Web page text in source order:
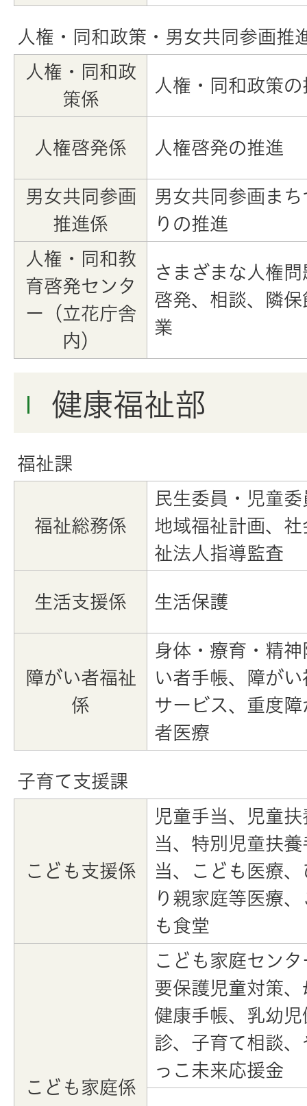
人権・同和政策・男女共同参画推
人権・同和政
策係
人権・同和政策の
人権啓発係 人権啓発の推進
男女共同参画
推進係
男女共同参画まち
りの推進
人権・同和教
育啓発センタ
ー（立花庁舎
内）
さまざまな人権問
啓発、相談、隣保
業
健康福祉部
福祉課
福祉総務係
民生委員・児童委
地域福祉計画、社
祉法人指導監査
生活支援係 生活保護
障がい者福祉
係
身体・療育・精神
い者手帳、障がい
サービス、重度障
者医療
子育て支援課
こども支援係
児童手当、児童扶
当、特別児童扶養
当、こども医療、
り親家庭等医療、
も食堂
こども家庭係
こども家庭センタ
要保護児童対策、
健康手帳、乳幼児
診、子育て相談、
っこ未来応援金